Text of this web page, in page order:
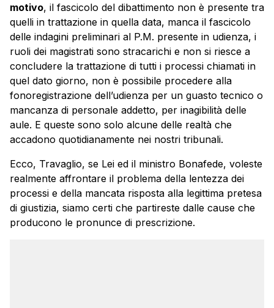
motivo, il fascicolo del dibattimento non è presente tra
quelli in trattazione in quella data, manca il fascicolo
delle indagini preliminari al P.M. presente in udienza, i
ruoli dei magistrati sono stracarichi e non si riesce a
concludere la trattazione di tutti i processi chiamati in
quel dato giorno, non è possibile procedere alla
fonoregistrazione dell’udienza per un guasto tecnico o
mancanza di personale addetto, per inagibilità delle
aule. E queste sono solo alcune delle realtà che
accadono quotidianamente nei nostri tribunali.
Ecco, Travaglio, se Lei ed il ministro Bonafede, voleste
realmente affrontare il problema della lentezza dei
processi e della mancata risposta alla legittima pretesa
di giustizia, siamo certi che partireste dalle cause che
producono le pronunce di prescrizione.